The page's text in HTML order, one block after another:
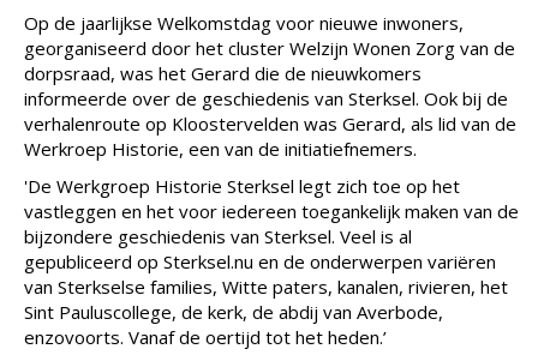
Op de jaarlijkse Welkomstdag voor nieuwe inwoners,
georganiseerd door het cluster Welzijn Wonen Zorg van de
dorpsraad, was het Gerard die de nieuwkomers
informeerde over de geschiedenis van Sterksel. Ook bij de
verhalenroute op Kloostervelden was Gerard, als lid van de
Werkroep Historie, een van de initiatiefnemers.
'De Werkgroep Historie Sterksel legt zich toe op het
vastleggen en het voor iedereen toegankelijk maken van de
bijzondere geschiedenis van Sterksel. Veel is al
gepubliceerd op Sterksel.nu en de onderwerpen variëren
van Sterkselse families, Witte paters, kanalen, rivieren, het
Sint Pauluscollege, de kerk, de abdij van Averbode,
enzovoorts. Vanaf de oertijd tot het heden.’